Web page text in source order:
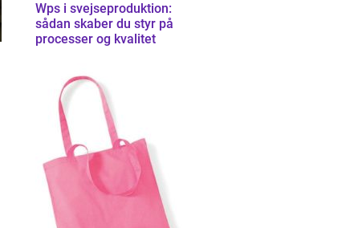
Wps i svejseproduktion:
sådan skaber du styr på
processer og kvalitet